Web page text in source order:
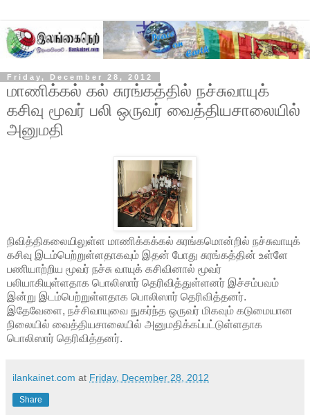
Friday, December 28, 2012
மாணிக்கல் கல் சுரங்கத்தில் நச்சுவாயுக்
கசிவு மூவர் பலி ஒருவர் வைத்தியசாலையில்
அனுமதி
நிவித்திகலையிலுள்ள மாணிக்கக்கல் சுரங்கமொன்றில் நச்சுவாயுக்
கசிவு இடம்பெற்றுள்ளதாகவும் இதன் போது சுரங்கத்தின் உள்ளே
பணியாற்றிய மூவர் நச்சு வாயுக் கசிவினால் மூவர்
பலியாகியுள்ளதாக பொலிஸார் தெரிவித்துள்ளனர் இச்சம்பவம்
இன்று இடம்பெற்றுள்ளதாக பொலிஸார் தெரிவித்தனர்.
இதேவேளை, நச்சிவாயுவை நுகர்ந்த ஒருவர் மிகவும் கடுமையான
நிலையில் வைத்தியசாலையில் அனுமதிக்கப்பட்டுள்ளதாக
பொலிஸார் தெரிவித்தனர்.
ilankainet.com at Friday, December 28, 2012
Share